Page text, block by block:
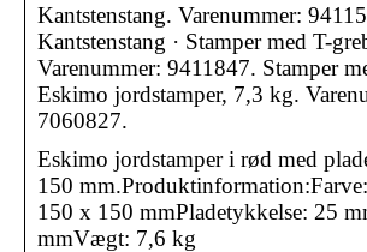
Kantstenstang. Varenummer:
Kantstenstang · Stamper med T-
Varenummer: 9411847. Stamper
Eskimo jordstamper, 7,3 kg.
7060827.
Eskimo jordstamper i rød med
150
150 x 150 mmPladetykkelse: 25
mmVægt: 7,6 kg